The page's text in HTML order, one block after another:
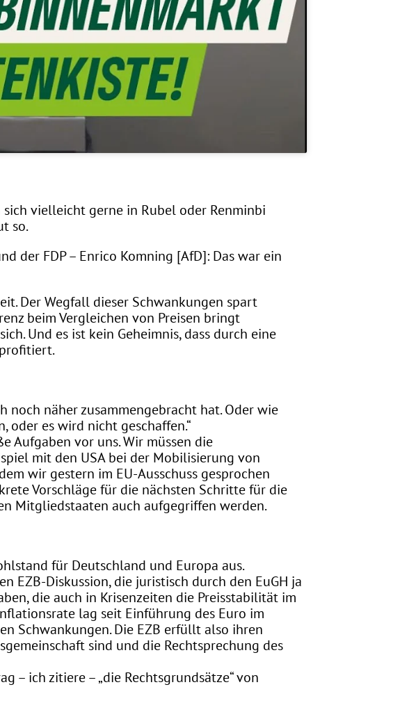
vielleicht gerne in Rubel oder Renminbi
so.
der FDP – Enrico Komning [AfD]: Das war ein
Der Wegfall dieser Schwankungen spart
beim Vergleichen von Preisen bringt
Und es ist kein Geheimnis, dass durch eine
noch näher zusammengebracht hat. Oder wie
oder es wird nicht geschaffen.“
Aufgaben vor uns. Wir müssen die
mit den USA bei der Mobilisierung von
wir gestern im EU-Ausschuss gesprochen
Vorschläge für die nächsten Schritte für die
Mitgliedstaaten auch aufgegriffen werden.
für Deutschland und Europa aus.
Diskussion, die juristisch durch den EuGH ja
die auch in Krisenzeiten die Preisstabilität im
lag seit Einführung des Euro im
Schwankungen. Die EZB erfüllt also ihren
sind und die Rechtsprechung des
– ich zitiere – „die Rechtsgrundsätze“ von